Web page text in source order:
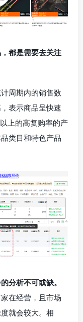
都是需要去关注
计周期内的销售数
表示商品呈快速
上的高复购率的产
类目和特色产品
分析不可或缺。
在经营，且市场
就会较大。相